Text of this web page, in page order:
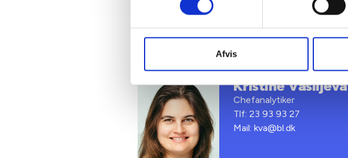
Afvis
Kontakt
Kristine Vasiljeva
Chefanalytiker
Tlf: 23 93 93 27
Mail: kva@bl.dk